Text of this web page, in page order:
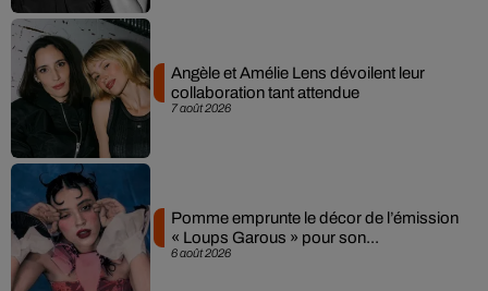
7 août 2026
Angèle et Amélie Lens dévoilent leur
collaboration tant attendue
6 août 2026
Pomme emprunte le décor de l’émission
« Loups Garous » pour son...